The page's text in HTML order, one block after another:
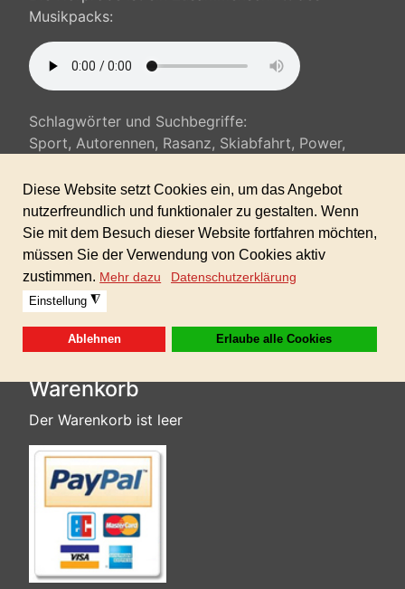
Musikpacks:
Schlagwörter und Suchbegriffe:
Sport, Autorennen, Rasanz, Skiabfahrt, Power,
Verfolgung,...
Sofortdownload nach erhaltener Zahlung!
Format: MP3 in Höchstuflösung 320kbit/s
Dieses Produkt ist in der GIGAFLATRATE 2
enthalten!
Warenkorb
Der Warenkorb ist leer